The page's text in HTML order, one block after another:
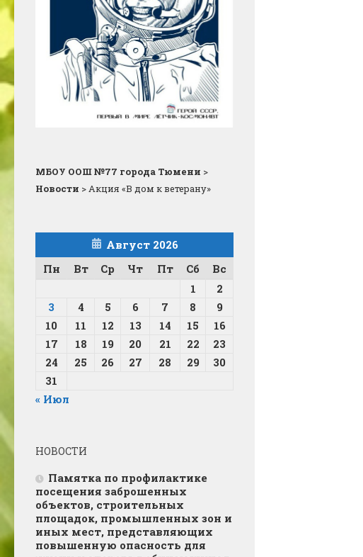
МБОУ ООШ №77 города Тюмени >
Новости >Акция «В дом к ветерану»
Август 2026
Пн
Вт Ср Чт Пт Сб
Вс
1
2
3
4 5 6 7 8
9
10
11 12 13 14 15
16
17
18 19 20 21 22
23
24
25 26 27 28 29
30
31
« Июл
НОВОСТИ
Памятка по профилактике
посещения заброшенных
объектов, строительных
площадок, промышленных зон и
иных мест, представляющих
повышенную опасность для